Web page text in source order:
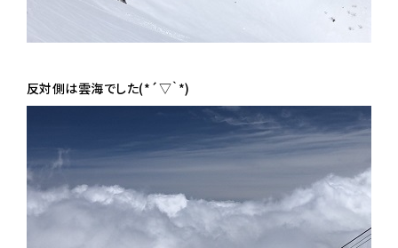
反対側は雲海でした(*´▽｀*)